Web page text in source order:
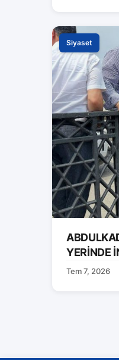
Siyaset
YERİNDE
Tem 7, 2026